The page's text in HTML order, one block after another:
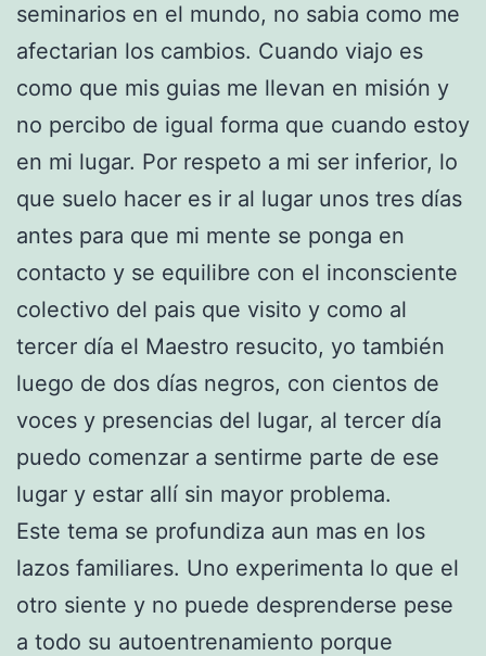
seminarios en el mundo, no sabia como me
afectarian los cambios. Cuando viajo es
como que mis guias me llevan en misión y
no percibo de igual forma que cuando estoy
en mi lugar. Por respeto a mi ser inferior, lo
que suelo hacer es ir al lugar unos tres días
antes para que mi mente se ponga en
contacto y se equilibre con el inconsciente
colectivo del pais que visito y como al
tercer día el Maestro resucito, yo también
luego de dos días negros, con cientos de
voces y presencias del lugar, al tercer día
puedo comenzar a sentirme parte de ese
lugar y estar allí sin mayor problema.
Este tema se profundiza aun mas en los
lazos familiares. Uno experimenta lo que el
otro siente y no puede desprenderse pese
a todo su autoentrenamiento porque